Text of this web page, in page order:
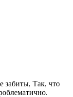
забиты, Так, что